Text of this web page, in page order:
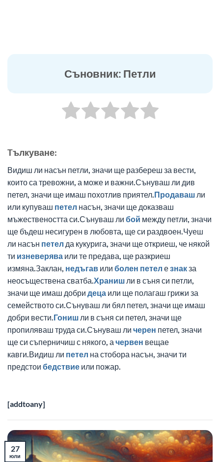
Съновник: Петли
Tълкуване:
Видиш ли насън петли, значи ще разбереш за вести,
които са тревожни, а може и важни.Сънуваш ли див
петел, значи ще имаш похотлив приятел.Продаваш ли
или купуваш петел насън, значи ще доказваш
мъжествеността си.Сънуваш ли бой между петли, значи
ще бъдеш несигурен в любовта, ще си раздвоен.Чуеш
ли насън петел да кукурига, значи ще откриеш, че някой
ти изневерява или те предава, ще разкриеш
измяна.Заклан, недъгав или болен петел езнакза
неосъществена сватба.Храниш ли в съня си петли,
значи ще имаш добри деца или ще полагаш грижи за
семейството си.Сънуваш ли бял петел, значи ще имаш
добри вести.Гониш ли в съня си петел, значи ще
пропиляваш труда си.Сънуваш ли черен петел, значи
ще си съперничиш с някого, а червен вещае
кавги.Видиш ли петел на стобора насън, значи ти
предстои бедствие или пожар.
[addtoany]
27
юли